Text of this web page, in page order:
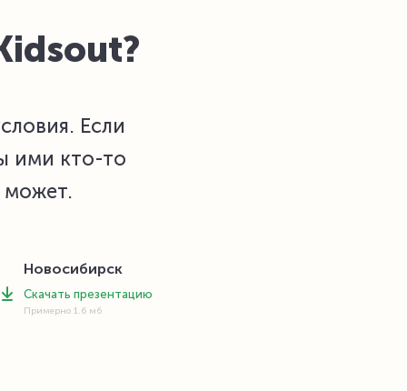
Если
ими кто-то
может.
Новосибирск
Скачать презентацию
Примерно 1.6 мб